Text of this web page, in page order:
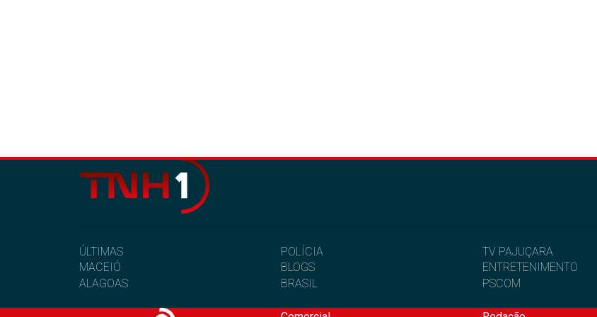
ÚLTIMAS
MACEIÓ
ALAGOAS
POLÍCIA
BLOGS
BRASIL
TV PAJUÇARA
ENTRETENIMENTO
PSCOM